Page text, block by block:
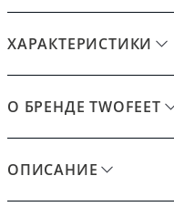
ХАРАКТЕРИСТИКИ
О БРЕНДЕ TWOFEET
ОПИСАНИЕ